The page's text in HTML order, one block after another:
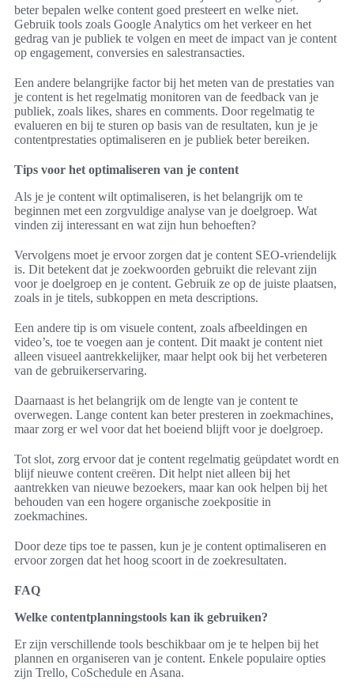
beter bepalen welke content goed presteert en welke niet.
Gebruik tools zoals Google Analytics om het verkeer en het
gedrag van je publiek te volgen en meet de impact van je content
op engagement, conversies en salestransacties.
Een andere belangrijke factor bij het meten van de prestaties van
je content is het regelmatig monitoren van de feedback van je
publiek, zoals likes, shares en comments. Door regelmatig te
evalueren en bij te sturen op basis van de resultaten, kun je je
contentprestaties optimaliseren en je publiek beter bereiken.
Tips voor het optimaliseren van je content
Als je je content wilt optimaliseren, is het belangrijk om te
beginnen met een zorgvuldige analyse van je doelgroep. Wat
vinden zij interessant en wat zijn hun behoeften?
Vervolgens moet je ervoor zorgen dat je content SEO-vriendelijk
is. Dit betekent dat je zoekwoorden gebruikt die relevant zijn
voor je doelgroep en je content. Gebruik ze op de juiste plaatsen,
zoals in je titels, subkoppen en meta descriptions.
Een andere tip is om visuele content, zoals afbeeldingen en
video’s, toe te voegen aan je content. Dit maakt je content niet
alleen visueel aantrekkelijker, maar helpt ook bij het verbeteren
van de gebruikerservaring.
Daarnaast is het belangrijk om de lengte van je content te
overwegen. Lange content kan beter presteren in zoekmachines,
maar zorg er wel voor dat het boeiend blijft voor je doelgroep.
Tot slot, zorg ervoor dat je content regelmatig geüpdatet wordt en
blijf nieuwe content creëren. Dit helpt niet alleen bij het
aantrekken van nieuwe bezoekers, maar kan ook helpen bij het
behouden van een hogere organische zoekpositie in
zoekmachines.
Door deze tips toe te passen, kun je je content optimaliseren en
ervoor zorgen dat het hoog scoort in de zoekresultaten.
FAQ
Welke contentplanningstools kan ik gebruiken?
Er zijn verschillende tools beschikbaar om je te helpen bij het
plannen en organiseren van je content. Enkele populaire opties
zijn Trello, CoSchedule en Asana.